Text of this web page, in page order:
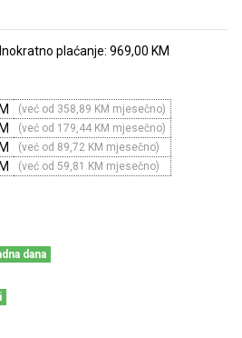
plaćanje: 969,00 KM
(već od 358,89 KM mjesečno)
(već od 179,44 KM mjesečno)
(već od 89,72 KM mjesečno)
(već od 59,81 KM mjesečno)
dana